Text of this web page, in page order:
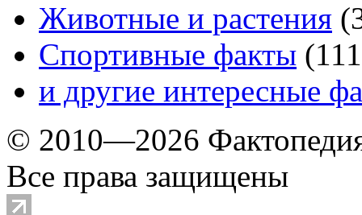
Животные и растения (
Спортивные факты (111
и другие интересные
© 2010—2026
Все права защищены